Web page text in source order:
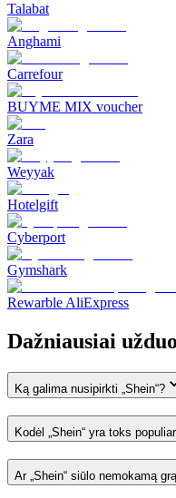
Talabat
Anghami
Carrefour
BUYME MIX voucher
Zara
Weyyak‎
Hotelgift
Cyberport
Gymshark
Rewarble AliExpress
Dažniausiai
Ką galima nusipirkti „Shein“?
Kodėl „Shein“ yra toks
Ar „Shein“ siūlo nemokamą